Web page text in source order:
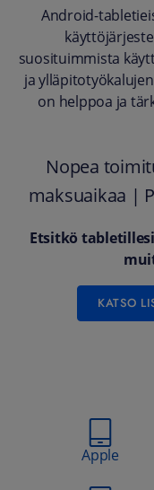
Android-
suosituimmista
ja
on helppoa ja
Nopea
maksuaikaa |
Etsitkö
KATSO
Apple